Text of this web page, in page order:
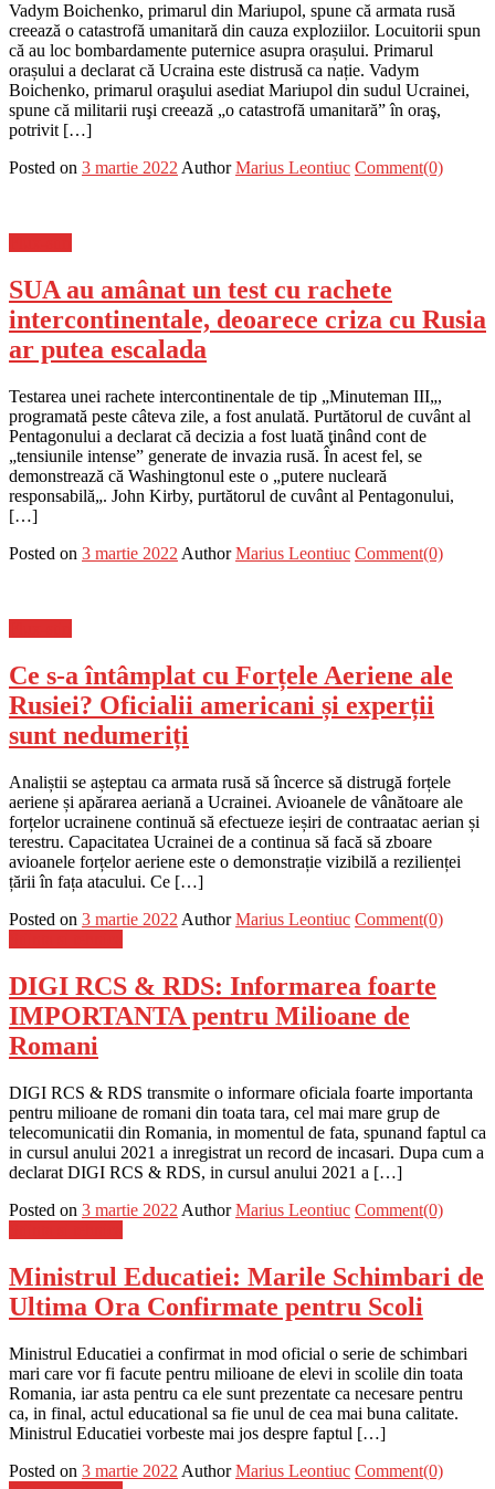
Vadym Boichenko, primarul din Mariupol, spune că armata rusă
creează o catastrofă umanitară din cauza exploziilor. Locuitorii spun
că au loc bombardamente puternice asupra orașului. Primarul
orașului a declarat că Ucraina este distrusă ca nație. Vadym
Boichenko, primarul oraşului asediat Mariupol din sudul Ucrainei,
spune că militarii ruşi creează „o catastrofă umanitară” în oraş,
potrivit […]
Posted on 3 martie 2022 Author Marius Leontiuc Comment(0)
SUA au amânat un test cu rachete
intercontinentale, deoarece criza cu Rusia
ar putea escalada
Testarea unei rachete intercontinentale de tip „Minuteman III„,
programată peste câteva zile, a fost anulată. Purtătorul de cuvânt al
Pentagonului a declarat că decizia a fost luată ţinând cont de
„tensiunile intense” generate de invazia rusă. În acest fel, se
demonstrează că Washingtonul este o „putere nucleară
responsabilă„. John Kirby, purtătorul de cuvânt al Pentagonului,
[…]
Posted on 3 martie 2022 Author Marius Leontiuc Comment(0)
Ce s-a întâmplat cu Forțele Aeriene ale
Rusiei? Oficialii americani și experții
sunt nedumeriți
Analiștii se așteptau ca armata rusă să încerce să distrugă forțele
aeriene și apărarea aeriană a Ucrainei. Avioanele de vânătoare ale
forțelor ucrainene continuă să efectueze ieșiri de contraatac aerian și
terestru. Capacitatea Ucrainei de a continua să facă să zboare
avioanele forțelor aeriene este o demonstrație vizibilă a rezilienței
țării în fața atacului. Ce […]
Posted on 3 martie 2022 Author Marius Leontiuc Comment(0)
DIGI RCS & RDS: Informarea foarte
IMPORTANTA pentru Milioane de
Romani
DIGI RCS & RDS transmite o informare oficiala foarte importanta
pentru milioane de romani din toata tara, cel mai mare grup de
telecomunicatii din Romania, in momentul de fata, spunand faptul ca
in cursul anului 2021 a inregistrat un record de incasari. Dupa cum a
declarat DIGI RCS & RDS, in cursul anului 2021 a […]
Posted on 3 martie 2022 Author Marius Leontiuc Comment(0)
Ministrul Educatiei: Marile Schimbari de
Ultima Ora Confirmate pentru Scoli
Ministrul Educatiei a confirmat in mod oficial o serie de schimbari
mari care vor fi facute pentru milioane de elevi in scolile din toata
Romania, iar asta pentru ca ele sunt prezentate ca necesare pentru
ca, in final, actul educational sa fie unul de cea mai buna calitate.
Ministrul Educatiei vorbeste mai jos despre faptul […]
Posted on 3 martie 2022 Author Marius Leontiuc Comment(0)